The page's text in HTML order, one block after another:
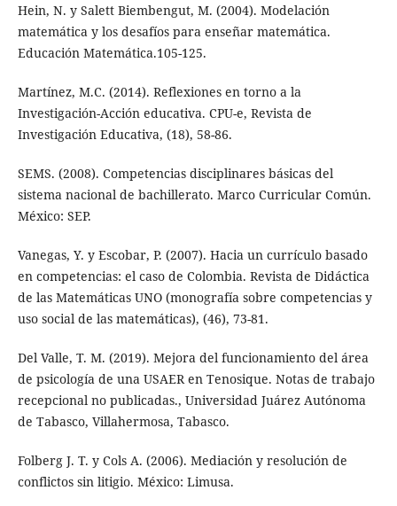
Hein, N. y Salett Biembengut, M. (2004). Modelación
matemática y los desafíos para enseñar matemática.
Educación Matemática.105-125.
Martínez, M.C. (2014). Reflexiones en torno a la
Investigación-Acción educativa. CPU-e, Revista de
Investigación Educativa, (18), 58-86.
SEMS. (2008). Competencias disciplinares básicas del
sistema nacional de bachillerato. Marco Curricular Común.
México: SEP.
Vanegas, Y. y Escobar, P. (2007). Hacia un currículo basado
en competencias: el caso de Colombia. Revista de Didáctica
de las Matemáticas UNO (monografía sobre competencias y
uso social de las matemáticas), (46), 73-81.
Del Valle, T. M. (2019). Mejora del funcionamiento del área
de psicología de una USAER en Tenosique. Notas de trabajo
recepcional no publicadas., Universidad Juárez Autónoma
de Tabasco, Villahermosa, Tabasco.
Folberg J. T. y Cols A. (2006). Mediación y resolución de
conflictos sin litigio. México: Limusa.